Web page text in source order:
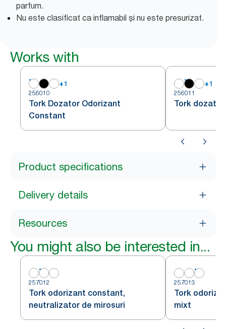
parfum.
Nu este clasificat ca inflamabil și nu este presurizat.
Works with
+1
256010
Tork Dozator Odorizant
Constant
+1
256011
Tork
Product specifications
Delivery details
Resources
You might also be interested in...
257012
Tork odorizant constant,
neutralizator de mirosuri
257013
Tork
mixt